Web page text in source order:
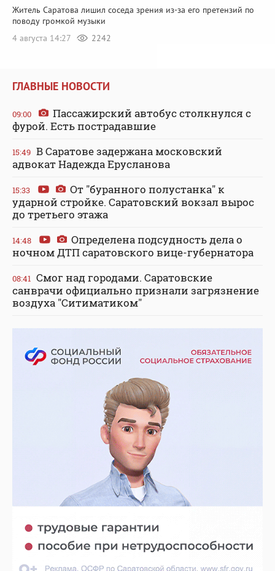
Житель Саратова лишил соседа зрения из-за его претензий по
поводу громкой музыки
4 августа 14:27
2242
ГЛАВНЫЕ НОВОСТИ
09:00
Пассажирский автобус столкнулся с
фурой. Есть пострадавшие
15:49 В Саратове задержана московский
адвокат Надежда Ерусланова
15:33
От "буранного полустанка" к
ударной стройке. Саратовский вокзал вырос
до третьего этажа
14:48
Определена подсудность дела о
ночном ДТП саратовского вице-губернатора
08:41 Смог над городами. Саратовские
санврачи официально признали загрязнение
воздуха "Ситиматиком"